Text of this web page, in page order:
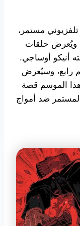
مستمر،
ويُعرض حلقات
أنيكو أوساجي.
إنتاج موسم رابع، وسيُعرض
يستكمل هذا الموسم قصة
ضد أمواج